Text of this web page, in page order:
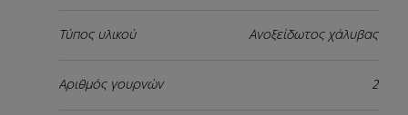
Τύπος υλικού Ανοξείδωτος χάλυβας
Αριθμός γουρνών 2